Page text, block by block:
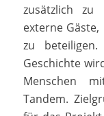
zusätzlich
externe
zu
Geschichte
Menschen
Tandem.